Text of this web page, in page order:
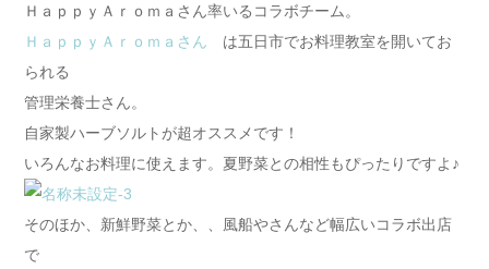
ＨａｐｐｙＡｒｏｍａさん率いるコラボチーム。
ＨａｐｐｙＡｒｏｍａさん は五日市でお料理教室を開いてお
られる
管理栄養士さん。
自家製ハーブソルトが超オススメです！
いろんなお料理に使えます。夏野菜との相性もぴったりですよ♪
そのほか、新鮮野菜とか、、風船やさんなど幅広いコラボ出店
で